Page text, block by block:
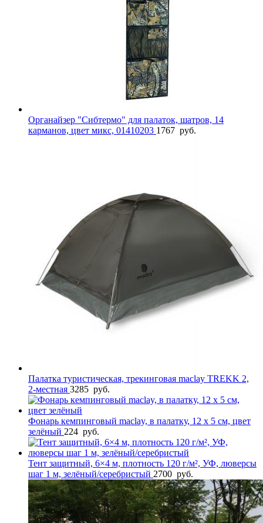
Органайзер "Сибтермо" для палаток, шатров, 14
карманов, цвет микс, 01410203 1767 руб.
Палатка туристическая, трекинговая maclay TREKK 2,
2-местная 3285 руб.
Фонарь кемпинговый maclay, в палатку, 12 х 5 см, цвет
зелёный 224 руб.
Тент защитный, 6×4 м, плотность 120 г/м², УФ, люверсы
шаг 1 м, зелёный/серебристый 2700 руб.